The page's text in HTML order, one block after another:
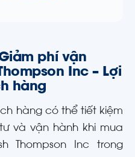
phí vận
Inc – Lợi
hàng
hàng có thể tiết kiệm
và vận hành khi mua
Thompson Inc trong